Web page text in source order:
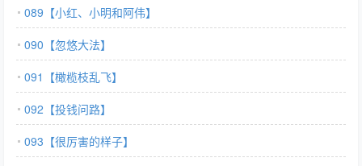
089【小红、小明和阿伟】
090【忽悠大法】
091【橄榄枝乱飞】
092【投钱问路】
093【很厉害的样子】